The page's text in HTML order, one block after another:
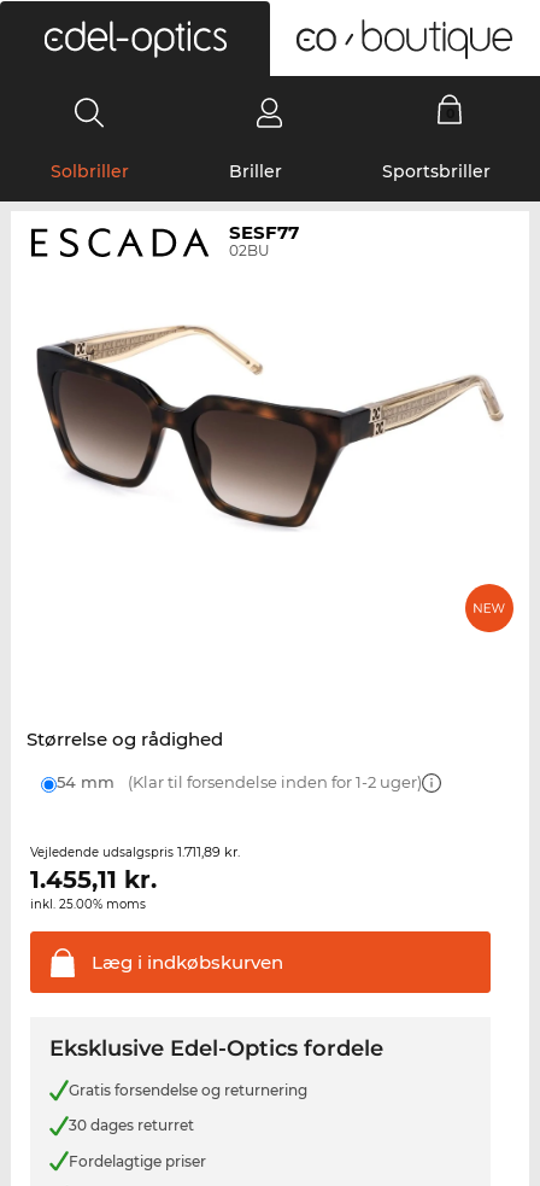
Solbriller Briller Sportsbriller
SESF77
02BU
Størrelse og rådighed
54 mm (Klar til forsendelse inden for 1-2 uger)
Vejledende udsalgspris 1.711,89 kr.
1.455,11 kr.
inkl. 25.00% moms
Læg i indkøbskurven
Eksklusive Edel-Optics fordele
Gratis forsendelse og returnering
30 dages returret
Fordelagtige priser